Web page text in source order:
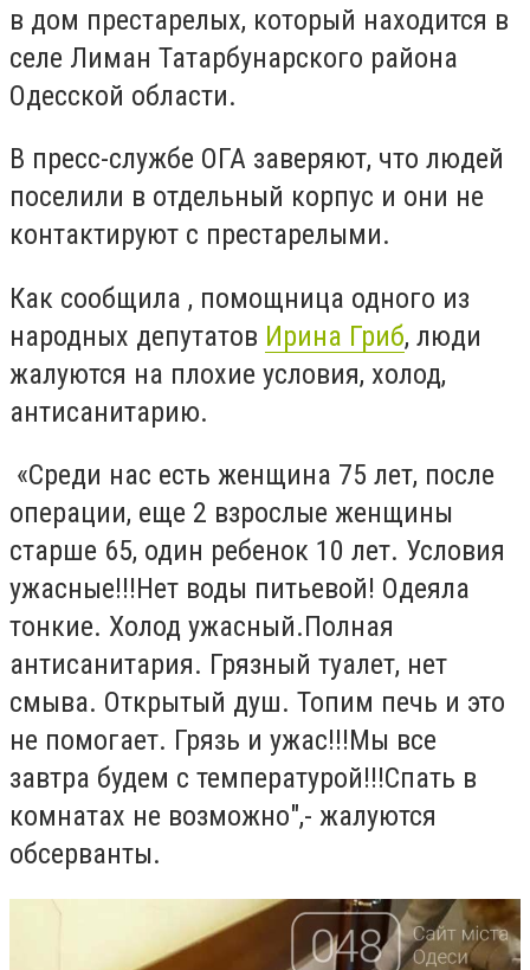
в дом престарелых, который находится в
селе Лиман Татарбунарского района
Одесской области.
В пресс-службе ОГА заверяют, что людей
поселили в отдельный корпус и они не
контактируют с престарелыми.
Как сообщила , помощница одного из
народных депутатов Ирина Гриб, люди
жалуются на плохие условия, холод,
антисанитарию.
«Среди нас есть женщина 75 лет, после
операции, еще 2 взрослые женщины
старше 65, один ребенок 10 лет. Условия
ужасные!!!Нет воды питьевой! Одеяла
тонкие. Холод ужасный.Полная
антисанитария. Грязный туалет, нет
смыва. Открытый душ. Топим печь и это
не помогает. Грязь и ужас!!!Мы все
завтра будем с температурой!!!Спать в
комнатах не возможно",- жалуются
обсерванты.